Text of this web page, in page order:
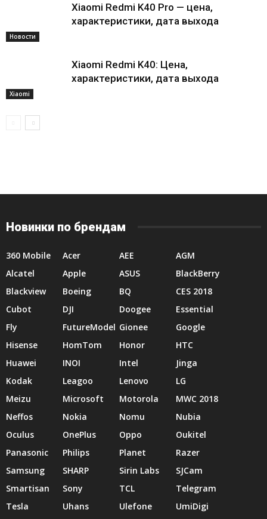
Новости
Xiaomi Redmi K40 Pro — цена,
характеристики, дата выхода
Xiaomi
Xiaomi Redmi K40: Цена,
характеристики, дата выхода
Новинки по брендам
360 Mobile Acer AEE
AGM
Alcatel
Apple ASUS
BlackBerry
Blackview
Boeing BQ
CES 2018
Cubot
DJI Doogee
Essential
Fly
FutureModel Gionee
Google
Hisense
HomTom Honor
HTC
Huawei
INOI Intel
Jinga
Kodak
Leagoo Lenovo
LG
Meizu
Microsoft Motorola
MWC 2018
Neffos
Nokia Nomu
Nubia
Oculus
OnePlus Oppo
Oukitel
Panasonic
Philips Planet
Razer
Samsung
SHARP Sirin Labs
SJCam
Smartisan
Sony TCL
Telegram
Tesla
Uhans Ulefone
UmiDigi